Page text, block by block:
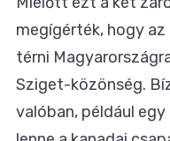
megígérték, hogy
térni
Sziget-közönség.
valóban, például